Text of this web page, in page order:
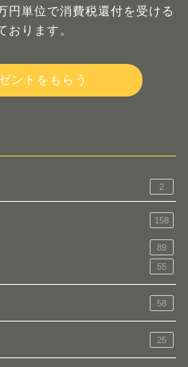
円単位で消費税還付を受ける
おります。
ントをもらう
2
158
89
55
58
25